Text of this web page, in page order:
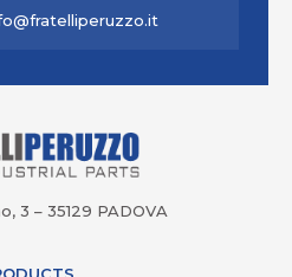
3 – 35129 PADOVA